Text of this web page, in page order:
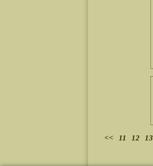
<< 11 12 13